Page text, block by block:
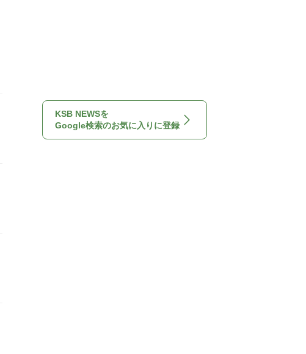
KSB NEWSを
Google検索のお気に入りに登録